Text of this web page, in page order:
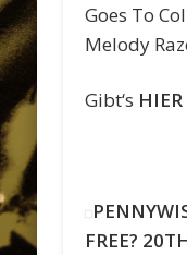
Goes To
Melody
Gibt‘s HIER
FREE?